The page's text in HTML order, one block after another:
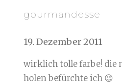
gourmandesse
19. Dezember 2011
wirklich tolle farbe! die
holen befürchte ich 😉